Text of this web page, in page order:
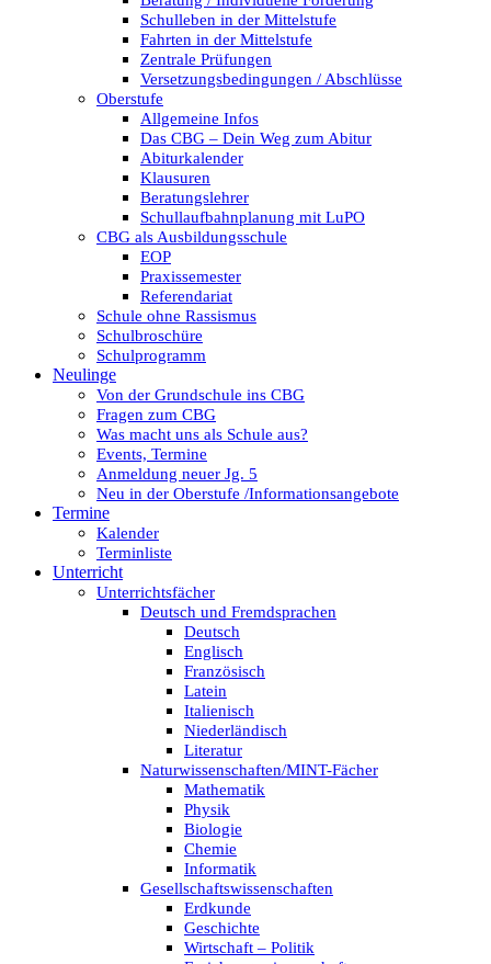
Schulleben in der Mittelstufe
Fahrten in der Mittelstufe
Zentrale Prüfungen
Versetzungsbedingungen / Abschlüsse
Oberstufe
Allgemeine Infos
Das CBG – Dein Weg zum Abitur
Abiturkalender
Klausuren
Beratungslehrer
Schullaufbahnplanung mit LuPO
CBG als Ausbildungsschule
EOP
Praxissemester
Referendariat
Schule ohne Rassismus
Schulbroschüre
Schulprogramm
Neulinge
Von der Grundschule ins CBG
Fragen zum CBG
Was macht uns als Schule aus?
Events, Termine
Anmeldung neuer Jg. 5
Neu in der Oberstufe /Informationsangebote
Termine
Kalender
Terminliste
Unterricht
Unterrichtsfächer
Deutsch und Fremdsprachen
Deutsch
Englisch
Französisch
Latein
Italienisch
Niederländisch
Literatur
Naturwissenschaften/MINT-Fächer
Mathematik
Physik
Biologie
Chemie
Informatik
Gesellschaftswissenschaften
Erdkunde
Geschichte
Wirtschaft – Politik